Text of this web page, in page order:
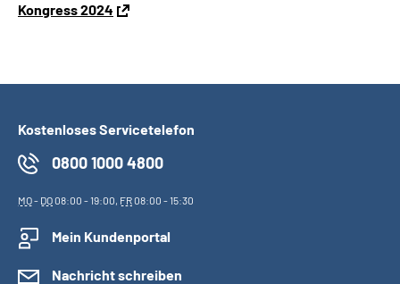
Kongress 2024
Kostenloses Servicetelefon
0800 1000 4800
MO- DO08:00 - 19:00, FR08:00 - 15:30
Mein Kundenportal
Nachricht schreiben